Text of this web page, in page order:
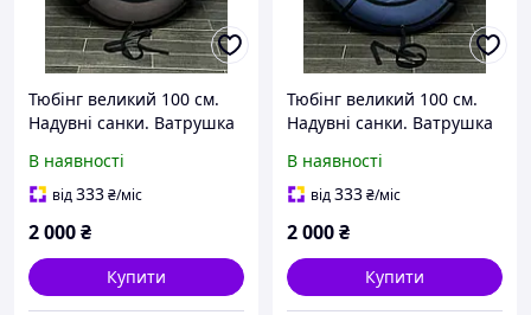
Тюбінг великий 100 см.
Надувні санки. Ватрушка
Тюбінг для катання на
гірці.
В наявності
від333₴/міс
2 000₴
Купити
Тюбінг великий 100 см.
Надувні санки. Ватрушка
Тюбінг для катання на
гірці.
В наявності
від333₴/міс
2 000₴
Купити